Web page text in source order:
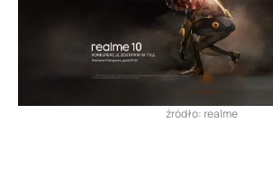
źródło: realme